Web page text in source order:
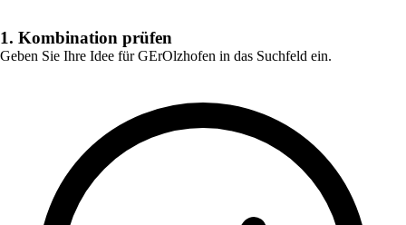
1. Kombination prüfen
Geben Sie Ihre Idee fürGErOlzhofen in das Suchfeld ein.